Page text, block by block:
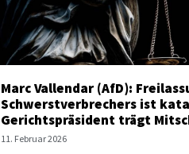
Marc Vallendar (AfD):
Schwerstverbrechers ist
Gerichtspräsident trägt
11. Februar 2026